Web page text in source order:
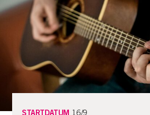
STARTDATUM 16/9